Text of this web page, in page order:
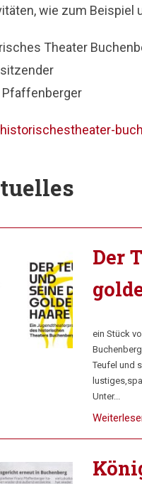
wie zum Beispiel
Theater
Pfaffenberger
Der
ein Stück
Teufel und
Unter...